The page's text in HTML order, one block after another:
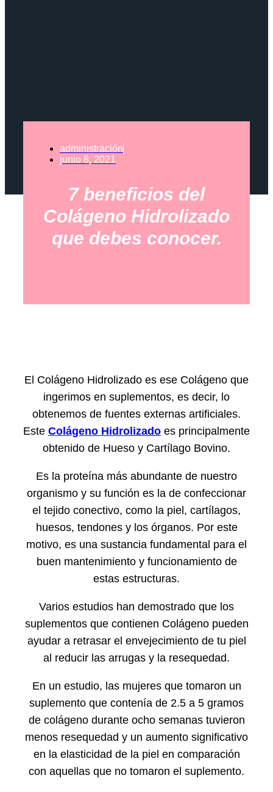
administración
junio 8, 2021
7 beneficios del
Colágeno Hidrolizado
que debes conocer.
El Colágeno Hidrolizado es ese Colágeno que
ingerimos en suplementos, es decir, lo
obtenemos de fuentes externas artificiales.
Este Colágeno Hidrolizado es principalmente
obtenido de Hueso y Cartílago Bovino.
Es la proteína más abundante de nuestro
organismo y su función es la de confeccionar
el tejido conectivo, como la piel, cartílagos,
huesos, tendones y los órganos. Por este
motivo, es una sustancia fundamental para el
buen mantenimiento y funcionamiento de
estas estructuras.
Varios estudios han demostrado que los
suplementos que contienen Colágeno pueden
ayudar a retrasar el envejecimiento de tu piel
al reducir las arrugas y la resequedad.
En un estudio, las mujeres que tomaron un
suplemento que contenía de 2.5 a 5 gramos
de colágeno durante ocho semanas tuvieron
menos resequedad y un aumento significativo
en la elasticidad de la piel en comparación
con aquellas que no tomaron el suplemento.